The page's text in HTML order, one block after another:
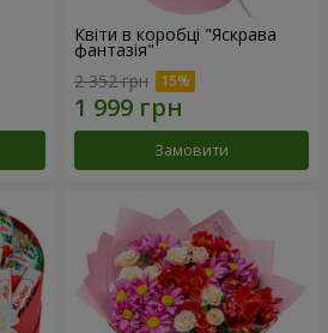
Квіти в коробці "Яскрава
фантазія"
2 352 грн
Замовити